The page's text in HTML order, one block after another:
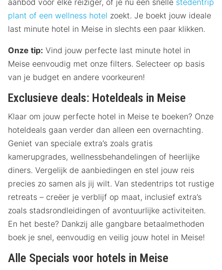
aanbod voor elke reiziger, of je nu een snelle stedentrip
plant of een wellness hotel zoekt. Je boekt jouw ideale
last minute hotel in Meise in slechts een paar klikken.
Onze tip: Vind jouw perfecte last minute hotel in
Meise eenvoudig met onze filters. Selecteer op basis
van je budget en andere voorkeuren!
Exclusieve deals: Hoteldeals in Meise
Klaar om jouw perfecte hotel in Meise te boeken? Onze
hoteldeals gaan verder dan alleen een overnachting.
Geniet van speciale extra’s zoals gratis
kamerupgrades, wellnessbehandelingen of heerlijke
diners. Vergelijk de aanbiedingen en stel jouw reis
precies zo samen als jij wilt. Van stedentrips tot rustige
retreats – creëer je verblijf op maat, inclusief extra’s
zoals stadsrondleidingen of avontuurlijke activiteiten.
En het beste? Dankzij alle gangbare betaalmethoden
boek je snel, eenvoudig en veilig jouw hotel in Meise!
Alle Specials voor hotels in Meise